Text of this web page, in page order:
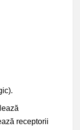
receptorii